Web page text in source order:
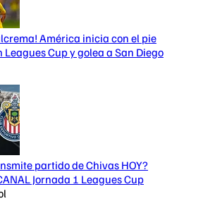
América inicia con el pie
Leagues Cup y golea a San Diego
partido de Chivas HOY?
Jornada 1 Leagues Cup